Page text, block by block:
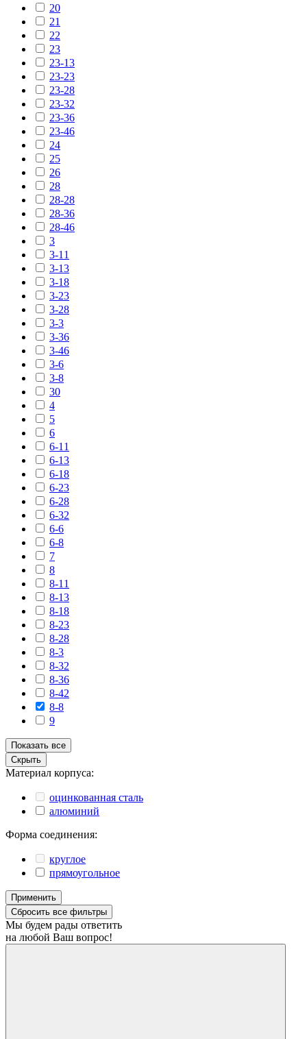
20
21
22
23
23-13
23-23
23-28
23-32
23-36
23-46
24
25
26
28
28-28
28-36
28-46
3
3-11
3-13
3-18
3-23
3-28
3-3
3-36
3-46
3-6
3-8
30
4
5
6
6-11
6-13
6-18
6-23
6-28
6-32
6-6
6-8
7
8
8-11
8-13
8-18
8-23
8-28
8-3
8-32
8-36
8-42
8-8
9
Показать все
Скрыть
Материал корпуса:
оцинкованная сталь
алюминий
Форма соединения:
круглое
прямоугольное
Применить
Сбросить все фильтры
Мы будем рады ответить
на любой Ваш вопрос!